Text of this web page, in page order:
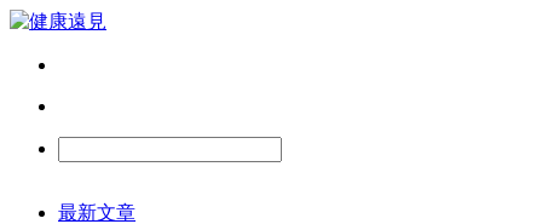
最新文章